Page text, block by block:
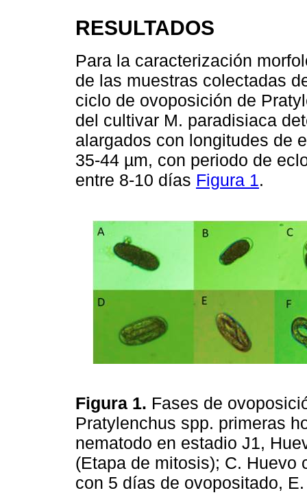
RESULTADOS
Para la caracterización
de las muestras colectadas
ciclo de ovoposición de
del cultivar M. paradisiaca
alargados con longitudes de
35-44 µm, con periodo de
entre 8-10 días Figura 1.
Figura 1. Fases de
Pratylenchus spp. primeras
nematodo en estadio J1,
(Etapa de mitosis); C. Huevo
con 5 días de ovopositado,